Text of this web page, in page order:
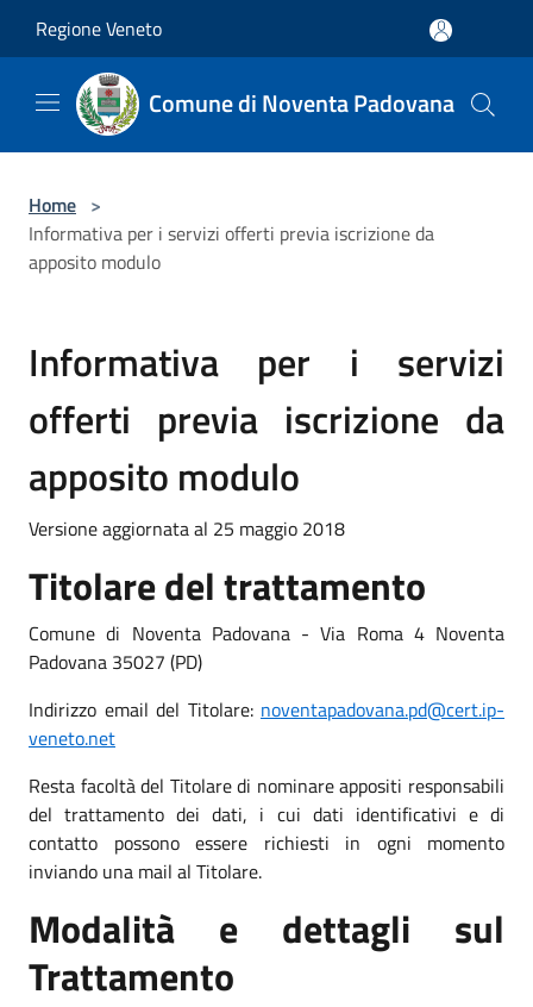
Regione Veneto
Comune di Noventa Padovana
Home >
Informativa per i servizi offerti previa iscrizione da
apposito modulo
Informativa per i servizi
offerti previa iscrizione da
apposito modulo
Versione aggiornata al 25 maggio 2018
Titolare del trattamento
Comune di Noventa Padovana - Via Roma 4 Noventa
Padovana 35027 (PD)
Indirizzo email del Titolare: noventapadovana.pd@cert.ip-
veneto.net
Resta facoltà del Titolare di nominare appositi responsabili
del trattamento dei dati, i cui dati identificativi e di
contatto possono essere richiesti in ogni momento
inviando una mail al Titolare.
Modalità e dettagli sul
Trattamento